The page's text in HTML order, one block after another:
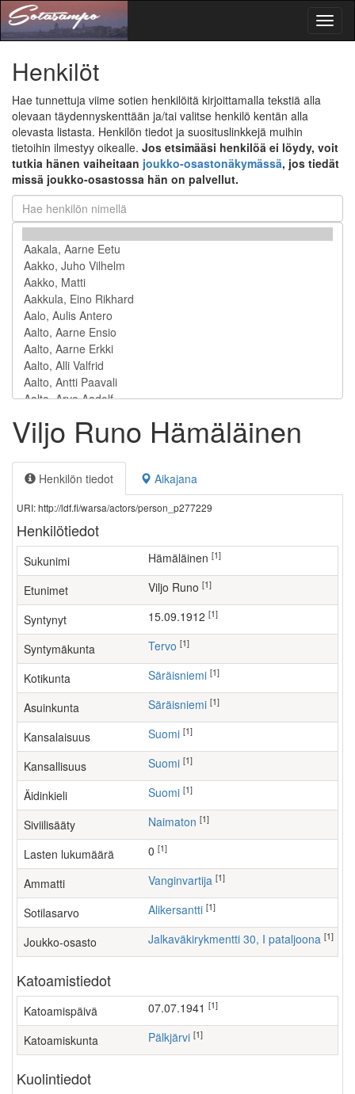
Henkilöt
Hae tunnettuja viime sotien henkilöitä kirjoittamalla tekstiä alla
olevaan täydennyskenttään ja/tai valitse henkilö kentän alla
olevasta listasta. Henkilön tiedot ja suosituslinkkejä muihin
tietoihin ilmestyy oikealle. Jos etsimääsi henkilöä ei löydy, voit
tutkia hänen vaiheitaan joukko-osastonäkymässä, jos tiedät
missä joukko-osastossa hän on palvellut.
Viljo Runo Hämäläinen
Henkilön tiedot Aikajana
URI: http://ldf.fi/warsa/actors/person_p277229
Henkilötiedot
Sukunimi Hämäläinen [1]
Etunimet Viljo Runo [1]
Syntynyt 15.09.1912 [1]
Syntymäkunta Tervo [1]
Kotikunta Säräisniemi [1]
Asuinkunta Säräisniemi [1]
Kansalaisuus Suomi [1]
Kansallisuus Suomi [1]
Äidinkieli Suomi [1]
Siviilisääty Naimaton [1]
Lasten lukumäärä [1]
Ammatti vanginvartija [1]
Sotilasarvo Alikersantti [1]
Joukko-osasto Jalkaväkirykmentti 30, I pataljoona [1]
Katoamistiedot
Katoamispäivä 07.07.1941 [1]
Katoamiskunta Pälkjärvi [1]
Kuolintiedot